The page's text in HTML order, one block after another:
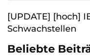
[UPDATE] [hoch]
Schwachstellen
Beliebte